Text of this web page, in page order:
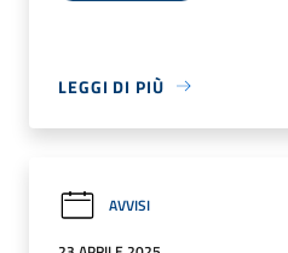
LEGGI DI PIÙ
AVVISI